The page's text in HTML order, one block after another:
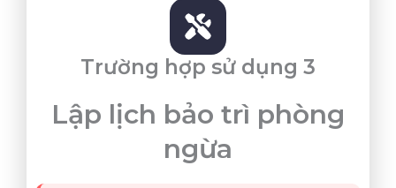
Trường hợp sử dụng 3
Lập lịch bảo trì phòng
ngừa